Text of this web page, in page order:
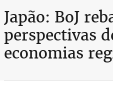
Japão: BoJ
perspectivas
economias